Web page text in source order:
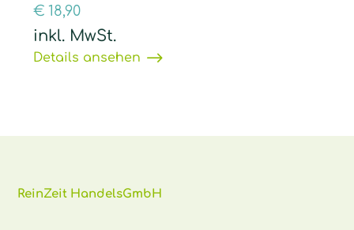
€ 18,90
inkl. MwSt.
Details ansehen
ReinZeit HandelsGmbH